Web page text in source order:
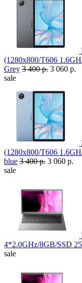
(1280x800/T606
Grey 3 400 р. 3 060 р.
sale
(1280x800/T606
blue 3 400 р. 3 060 р.
sale
4*2.0GHz/8GB/SSD
sale